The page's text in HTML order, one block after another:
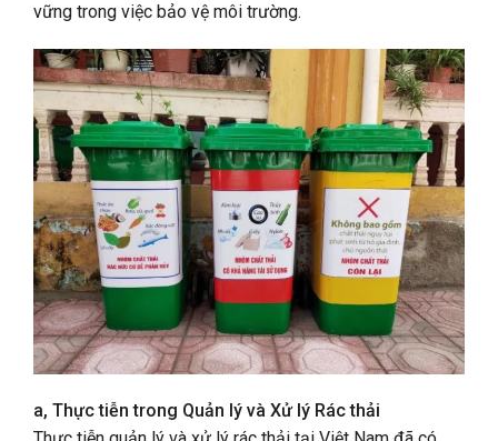
vững trong việc bảo vệ môi trường.
a, Thực tiễn trong Quản lý và Xử lý Rác thải